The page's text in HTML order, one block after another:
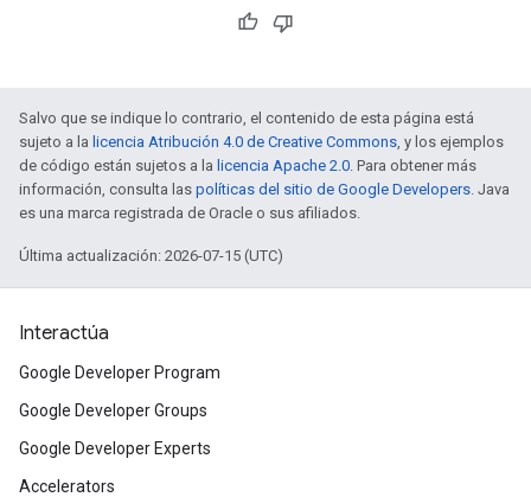
Salvo que se indique lo contrario, el contenido de esta página está
sujeto a la licencia Atribución 4.0 de Creative Commons, y los ejemplos
de código están sujetos a la licencia Apache 2.0. Para obtener más
información, consulta las políticas del sitio de Google Developers. Java
es una marca registrada de Oracle o sus afiliados.
Última actualización: 2026-07-15 (UTC)
Interactúa
Google Developer Program
Google Developer Groups
Google Developer Experts
Accelerators